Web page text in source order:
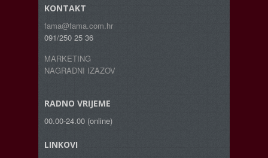
KONTAKT
fama@fama.com.hr
091/250 25 36
MARKETING
NAGRADNI IZAZOV
RADNO VRIJEME
00.00-24.00 (online)
LINKOVI